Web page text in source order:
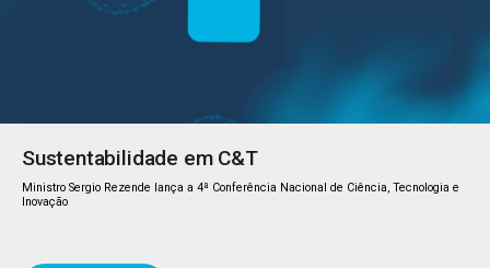
Sustentabilidade em C&T
Ministro Sergio Rezende lança a 4ª Conferência Nacional de Ciência, Tecnologia e
Inovação